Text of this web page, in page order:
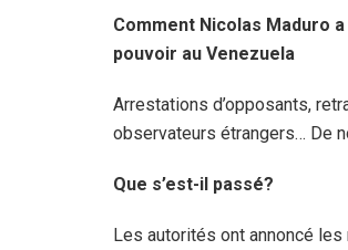
Comment Nicolas Maduro
pouvoir au Venezuela
Arrestations d’opposants,
observateurs étrangers… De
Que s’est-il passé?
Les autorités ont annoncé